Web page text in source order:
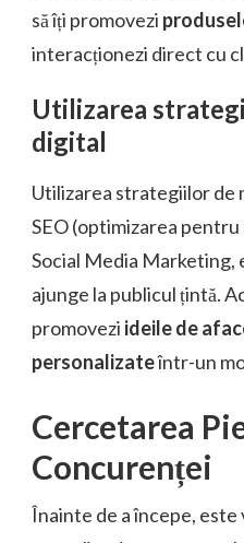
să îți promovezi
interacționezi direct cu
Utilizarea
digital
Utilizarea strategiilor de
SEO (optimizarea
Social Media Marketing,
ajunge la publicul țintă.
promovezi ideile de
personalizateîntr-un
Cercetarea
Concurenței
Înainte de a începe, este